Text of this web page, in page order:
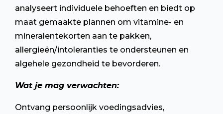
analyseert individuele behoeften en biedt op
maat gemaakte plannen om vitamine- en
mineralentekorten aan te pakken,
allergieën/intoleranties te ondersteunen en
algehele gezondheid te bevorderen.
Wat je mag verwachten:
Ontvang persoonlijk voedingsadvies,